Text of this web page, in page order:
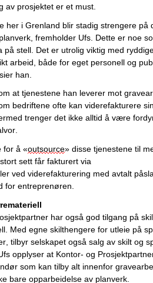
av prosjektet er et must.
her i Grenland blir stadig strengere på
fremholder Ufs Dette er noe
på stell. Det er utrolig viktig med
arbeid
både for eget personell og
, sier han
at tjenestene han leverer mot
bedriftene ofte kan viderefakturere sin
trenger det ikke alltid å være
for å «outsource» disse tjenestene til
sett får fakturert via
ved viderefakturering med avtalt
for entreprenøren.
har også god tilgang på
. Med egne skilthengere for utleie på
tilbyr selskapet også salg av skilt og
opplyser at Kontor- og
som kan tilby alt innenfor
bare opparbeidelse av planverk.